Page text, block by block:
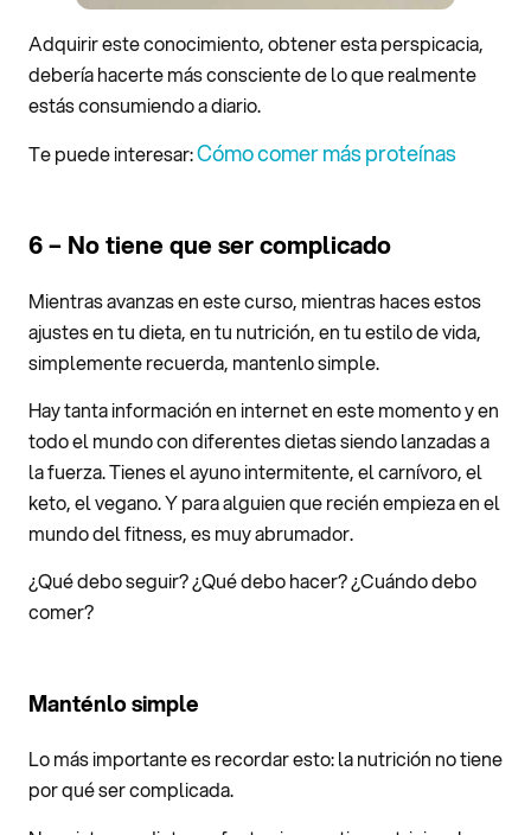
Adquirir este conocimiento, obtener esta perspicacia,
debería hacerte más consciente de lo que realmente
estás consumiendo a diario.
Te puede interesar:Cómo comer más proteínas
6 – No tiene que ser complicado
Mientras avanzas en este curso, mientras haces estos
ajustes en tu dieta, en tu nutrición, en tu estilo de vida,
simplemente recuerda, mantenlo simple.
Hay tanta información en internet en este momento y en
todo el mundo con diferentes dietas siendo lanzadas a
la fuerza. Tienes el ayuno intermitente, el carnívoro, el
keto, el vegano. Y para alguien que recién empieza en el
mundo del fitness, es muy abrumador.
¿Qué debo seguir? ¿Qué debo hacer? ¿Cuándo debo
comer?
Manténlo simple
Lo más importante es recordar esto: la nutrición no tiene
por qué ser complicada.